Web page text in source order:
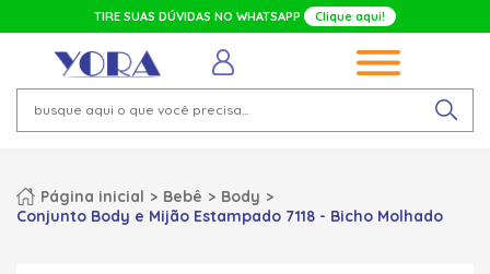
TIRE SUAS DÚVIDAS NO WHATSAPP Clique aqui!
Página inicial Bebê
Body
Conjunto Body e Mijão Estampado 7118 - Bicho Molhado